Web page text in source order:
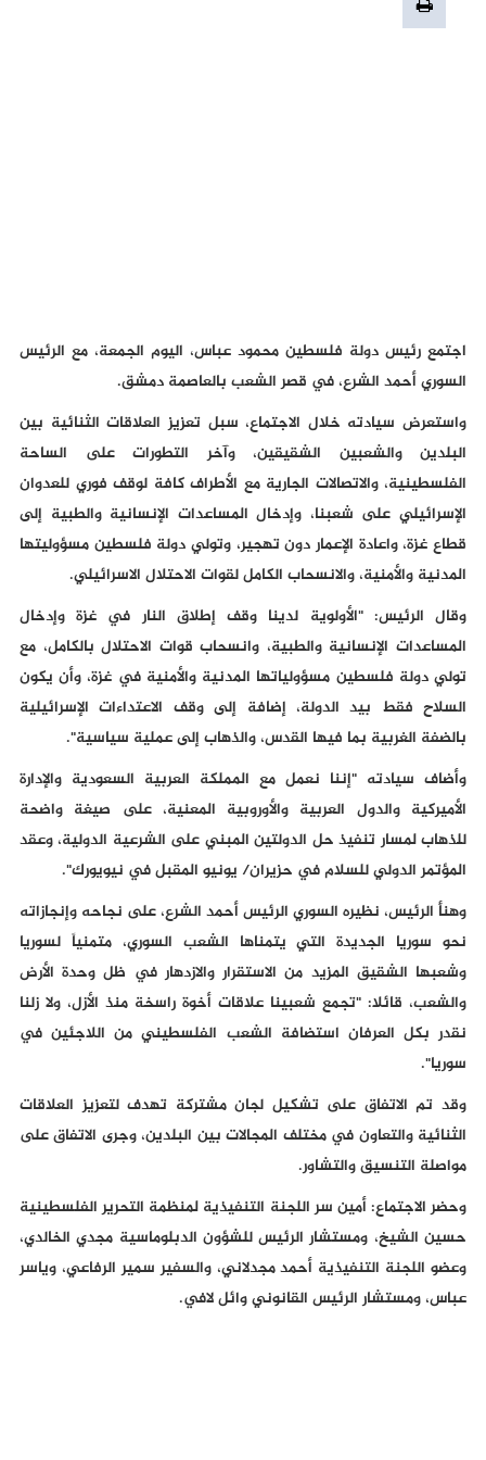
اجتمع رئيس دولة فلسطين محمود عباس، اليوم الجمعة، مع الرئيس
السوري أحمد الشرع، في قصر الشعب بالعاصمة دمشق.
واستعرض سيادته خلال الاجتماع، سبل تعزيز العلاقات الثنائية بين
البلدين والشعبين الشقيقين، وآخر التطورات على الساحة
الفلسطينية، والاتصالات الجارية مع الأطراف كافة لوقف فوري للعدوان
الإسرائيلي على شعبنا، وإدخال المساعدات الإنسانية والطبية إلى
قطاع غزة، واعادة الإعمار دون تهجير، وتولي دولة فلسطين مسؤوليتها
المدنية والأمنية، والانسحاب الكامل لقوات الاحتلال الاسرائيلي.
وقال الرئيس: "الأولوية لدينا وقف إطلاق النار في غزة وإدخال
المساعدات الإنسانية والطبية، وانسحاب قوات الاحتلال بالكامل، مع
تولي دولة فلسطين مسؤولياتها المدنية والأمنية في غزة، وأن يكون
السلاح فقط بيد الدولة، إضافة إلى وقف الاعتداءات الإسرائيلية
بالضفة الغربية بما فيها القدس، والذهاب إلى عملية سياسية".
وأضاف سيادته "إننا نعمل مع المملكة العربية السعودية والإدارة
الأميركية والدول العربية والأوروبية المعنية، على صيغة واضحة
للذهاب لمسار تنفيذ حل الدولتين المبني على الشرعية الدولية، وعقد
المؤتمر الدولي للسلام في حزيران/ يونيو المقبل في نيويورك".
وهنأ الرئيس، نظيره السوري الرئيس أحمد الشرع، على نجاحه وإنجازاته
نحو سوريا الجديدة التي يتمناها الشعب السوري، متمنياً لسوريا
وشعبها الشقيق المزيد من الاستقرار والازدهار في ظل وحدة الأرض
والشعب، قائلا: "تجمع شعبينا علاقات أخوة راسخة منذ الأزل، ولا زلنا
نقدر بكل العرفان استضافة الشعب الفلسطيني من اللاجئين في
سوريا".
وقد تم الاتفاق على تشكيل لجان مشتركة تهدف لتعزيز العلاقات
الثنائية والتعاون في مختلف المجالات بين البلدين، وجرى الاتفاق على
مواصلة التنسيق والتشاور.
وحضر الاجتماع: أمين سر اللجنة التنفيذية لمنظمة التحرير الفلسطينية
حسين الشيخ، ومستشار الرئيس للشؤون الدبلوماسية مجدي الخالدي،
وعضو اللجنة التنفيذية أحمد مجدلاني، والسفير سمير الرفاعي، وياسر
عباس، ومستشار الرئيس القانوني وائل لافي.